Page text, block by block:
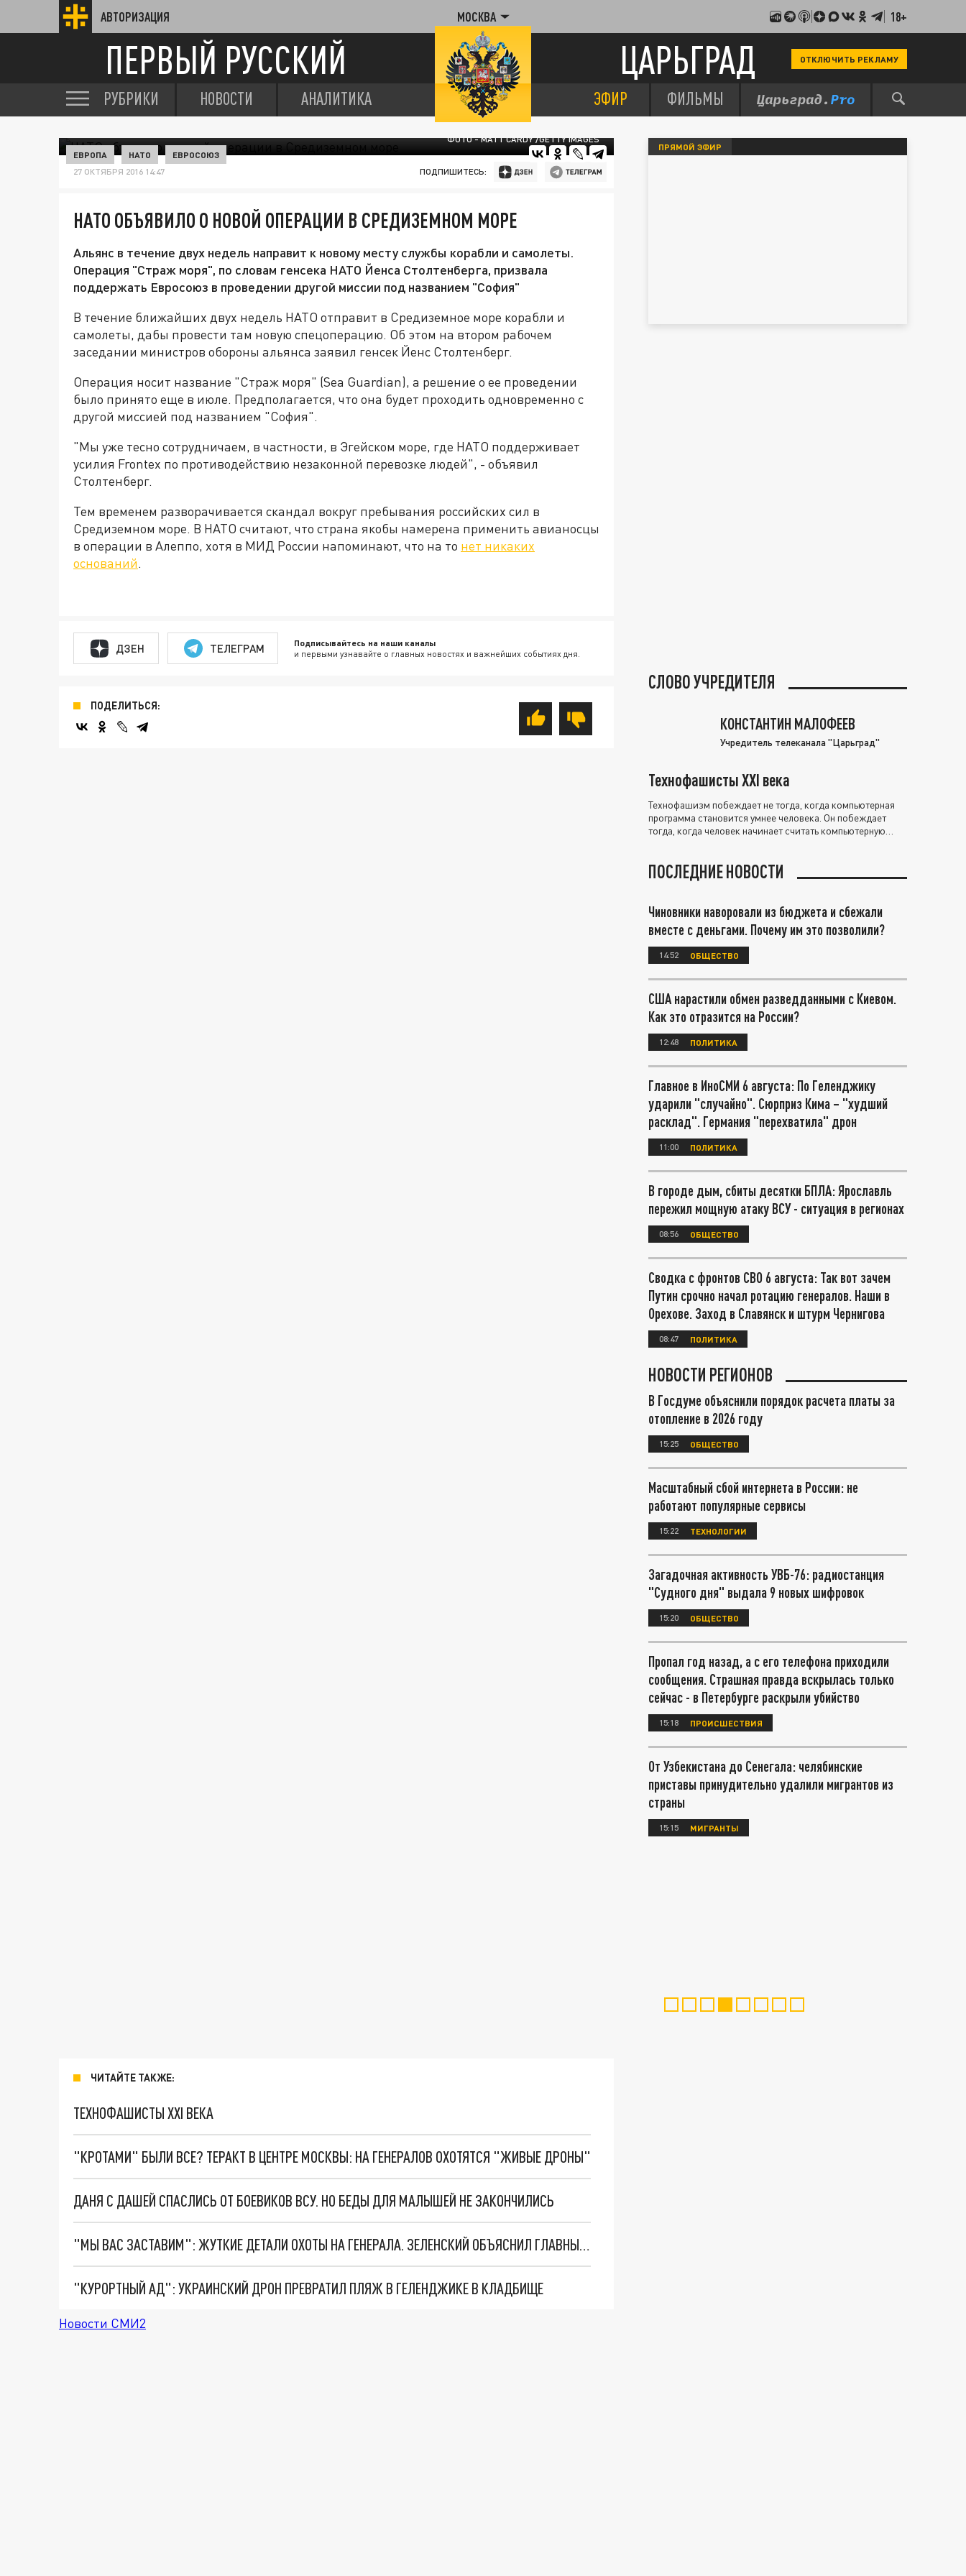
АВТОРИЗАЦИЯ МОСКВА 18+
ПЕРВЫЙ РУССКИЙ ЦАРЬГРАД ОТКЛЮЧИТЬ РЕКЛАМУ
РУБРИКИ НОВОСТИ АНАЛИТИКА ЭФИР ФИЛЬМЫ
ФОТО - MATT CARDY /GETTY IMAGES
ЕВРОПА НАТО ЕВРОСОЮЗ
27 ОКТЯБРЯ 2016 14:47 ПОДПИШИТЕСЬ:
НАТО ОБЪЯВИЛО О НОВОЙ ОПЕРАЦИИ В СРЕДИЗЕМНОМ МОРЕ
Альянс в течение двух недель направит к новому месту службы корабли и самолеты.
Операция "Страж моря", по словам генсека НАТО Йенса Столтенберга, призвала
поддержать Евросоюз в проведении другой миссии под названием "София"
В течение ближайших двух недель НАТО отправит в Средиземное море корабли и
самолеты, дабы провести там новую спецоперацию. Об этом на втором рабочем
заседании министров обороны альянса заявил генсек Йенс Столтенберг.
Операция носит название "Страж моря" (Sea Guardian), а решение о ее проведении
было принято еще в июле. Предполагается, что она будет проходить одновременно с
другой миссией под названием "София".
"Мы уже тесно сотрудничаем, в частности, в Эгейском море, где НАТО поддерживает
усилия Frontex по противодействию незаконной перевозке людей", - объявил
Столтенберг.
Тем временем разворачивается скандал вокруг пребывания российских сил в
Средиземном море. В НАТО считают, что страна якобы намерена применить авианосцы
в операции в Алеппо, хотя в МИД России напоминают, что на то нет никаких
оснований.
ДЗЕН ТЕЛЕГРАМ Подписывайтесь на наши каналы
и первыми узнавайте о главных новостях и важнейших событиях дня.
ПОДЕЛИТЬСЯ:
ЧИТАЙТЕ ТАКЖЕ:
ТЕХНОФАШИСТЫ XXI ВЕКА
"КРОТАМИ" БЫЛИ ВСЕ? ТЕРАКТ В ЦЕНТРЕ МОСКВЫ: НА ГЕНЕРАЛОВ ОХОТЯТСЯ "ЖИВЫЕ ДРОНЫ"
ДАНЯ С ДАШЕЙ СПАСЛИСЬ ОТ БОЕВИКОВ ВСУ. НО БЕДЫ ДЛЯ МАЛЫШЕЙ НЕ ЗАКОНЧИЛИСЬ
"МЫ ВАС ЗАСТАВИМ": ЖУТКИЕ ДЕТАЛИ ОХОТЫ НА ГЕНЕРАЛА. ЗЕЛЕНСКИЙ ОБЪЯСНИЛ ГЛАВНЫЙ СМЫСЛ ТЕРАКТА В ЦЕНТРЕ МОСКВЫ
"КУРОРТНЫЙ АД": УКРАИНСКИЙ ДРОН ПРЕВРАТИЛ ПЛЯЖ В ГЕЛЕНДЖИКЕ В КЛАДБИЩЕ
Новости СМИ2
ПРЯМОЙ ЭФИР
СЛОВО УЧРЕДИТЕЛЯ
КОНСТАНТИН МАЛОФЕЕВ
Учредитель телеканала "Царьград"
Технофашисты XXI века
Технофашизм побеждает не тогда, когда компьютерная
программа становится умнее человека. Он побеждает
тогда, когда человек начинает считать компьютерную
ПОСЛЕДНИЕ НОВОСТИ
Чиновники наворовали из бюджета и сбежали
вместе с деньгами. Почему им это позволили?
14:52 ОБЩЕСТВО
США нарастили обмен разведданными с Киевом.
Как это отразится на России?
12:48 ПОЛИТИКА
Главное в ИноСМИ 6 августа: По Геленджику
ударили "случайно". Сюрприз Кима – "худший
расклад". Германия "перехватила" дрон
11:00 ПОЛИТИКА
В городе дым, сбиты десятки БПЛА: Ярославль
пережил мощную атаку ВСУ - ситуация в регионах
08:56 ОБЩЕСТВО
Сводка с фронтов СВО 6 августа: Так вот зачем
Путин срочно начал ротацию генералов. Наши в
Орехове. Заход в Славянск и штурм Чернигова
08:47 ПОЛИТИКА
НОВОСТИ РЕГИОНОВ
В Госдуме объяснили порядок расчета платы за
отопление в 2026 году
15:25 ОБЩЕСТВО
Масштабный сбой интернета в России: не
работают популярные сервисы
15:22 ТЕХНОЛОГИИ
Загадочная активность УВБ-76: радиостанция
"Судного дня" выдала 9 новых шифровок
15:20 ОБЩЕСТВО
Пропал год назад, а с его телефона приходили
сообщения. Страшная правда вскрылась только
сейчас - в Петербурге раскрыли убийство
15:18 ПРОИСШЕСТВИЯ
От Узбекистана до Сенегала: челябинские
приставы принудительно удалили мигрантов из
страны
15:15 МИГРАНТЫ